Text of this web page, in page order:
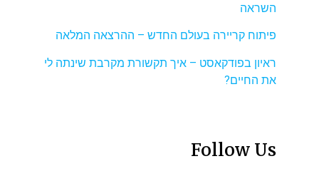
השראה
פיתוח קריירה בעולם החדש – ההרצאה המלאה
ראיון בפודקאסט – איך תקשורת מקרבת שינתה לי
את החיים?
Follow Us